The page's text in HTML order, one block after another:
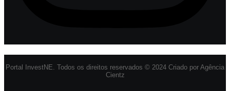
Portal InvestNE. Todos os direitos reservados © 2024 Criado por Agência
Cientz